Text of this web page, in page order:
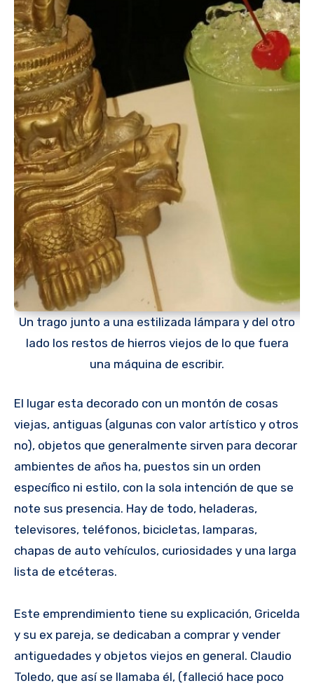
Un trago junto a una estilizada lámpara y del otro
lado los restos de hierros viejos de lo que fuera
una máquina de escribir.
El lugar esta decorado con un montón de cosas
viejas, antiguas (algunas con valor artístico y otros
no), objetos que generalmente sirven para decorar
ambientes de años ha, puestos sin un orden
específico ni estilo, con la sola intención de que se
note sus presencia. Hay de todo, heladeras,
televisores, teléfonos, bicicletas, lamparas,
chapas de auto vehículos, curiosidades y una larga
lista de etcéteras.
Este emprendimiento tiene su explicación, Gricelda
y su ex pareja, se dedicaban a comprar y vender
antiguedades y objetos viejos en general. Claudio
Toledo, que así se llamaba él, (falleció hace poco